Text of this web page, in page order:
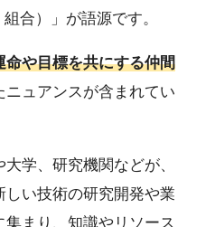
合）」が語源です。
命や目標を共にする仲間
ニュアンスが含まれてい
学、研究機関などが、
い技術の研究開発や業
まり、知識やリソース